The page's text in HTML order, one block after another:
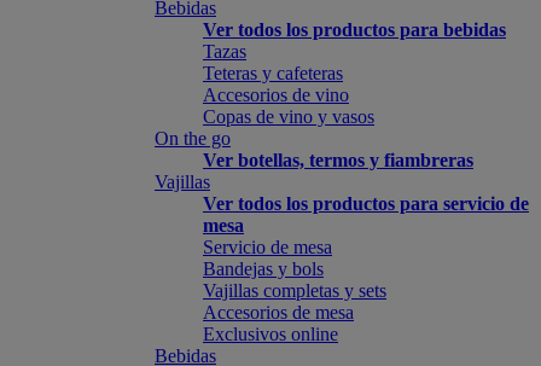
Bebidas
Ver todos los productos para bebidas
Tazas
Teteras y cafeteras
Accesorios de vino
Copas de vino y vasos
On the go
Ver botellas, termos y fiambreras
Vajillas
Ver todos los productos para servicio de
mesa
Servicio de mesa
Bandejas y bols
Vajillas completas y sets
Accesorios de mesa
Exclusivos online
Bebidas